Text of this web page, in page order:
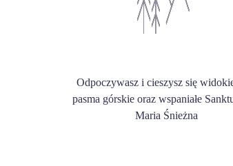
Odpoczywasz i cieszysz się
pasma górskie oraz wspaniałe
Maria Śnieżna